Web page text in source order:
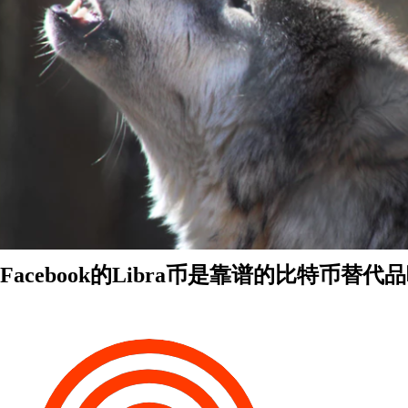
Facebook的Libra币是靠谱的比特币替代